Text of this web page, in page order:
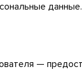
данные.
—